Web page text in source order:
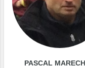
PASCAL